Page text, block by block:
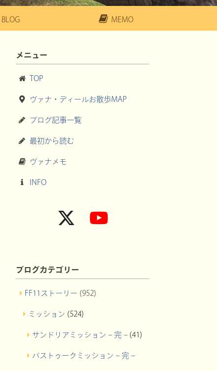
BLOG MEMO
メニュー
TOP
ヴァナ・ディールお散歩MAP
ブログ記事一覧
最初から読む
ヴァナメモ
INFO
ブログカテゴリー
FF11ストーリー (952)
ミッション (524)
サンドリアミッション – 完 –(41)
バストゥークミッション – 完 –